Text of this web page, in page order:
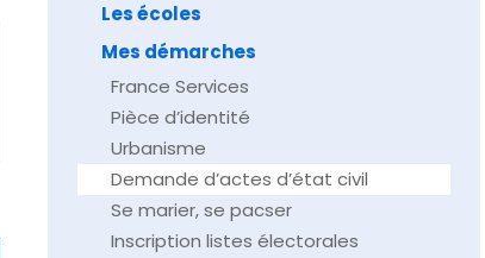
Les écoles
Mes démarches
France Services
Pièce d’identité
Urbanisme
Demande d’actes d’état civil
Se marier, se pacser
Inscription listes électorales